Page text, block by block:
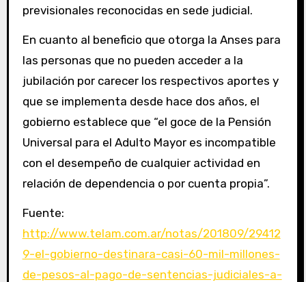
previsionales reconocidas en sede judicial.
En cuanto al beneficio que otorga la Anses para
las personas que no pueden acceder a la
jubilación por carecer los respectivos aportes y
que se implementa desde hace dos años, el
gobierno establece que “el goce de la Pensión
Universal para el Adulto Mayor es incompatible
con el desempeño de cualquier actividad en
relación de dependencia o por cuenta propia”.
Fuente:
http://www.telam.com.ar/notas/201809/29412
9-el-gobierno-destinara-casi-60-mil-millones-
de-pesos-al-pago-de-sentencias-judiciales-a-